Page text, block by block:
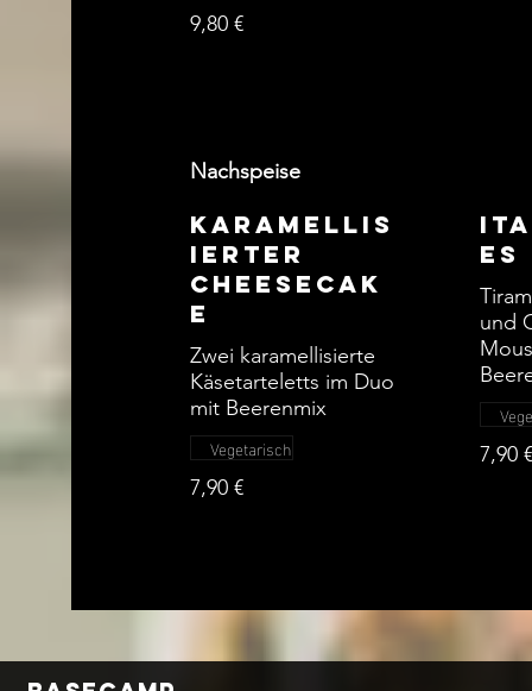
9,80 €
Nachspeise
Karamellis
ierter
Cheesecak
e
Zwei karamellisierte
Käsetarteletts im Duo
mit Beerenmix
7,90 €
Vegetarisch
es
und
7,90 €